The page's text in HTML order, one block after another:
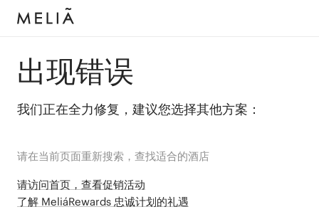
出现错误
我们正在全力修复，建议您选择其他方案：
请在当前页面重新搜索，查找适合的酒店
请访问首页，查看促销活动
了解 MeliáRewards 忠诚计划的礼遇